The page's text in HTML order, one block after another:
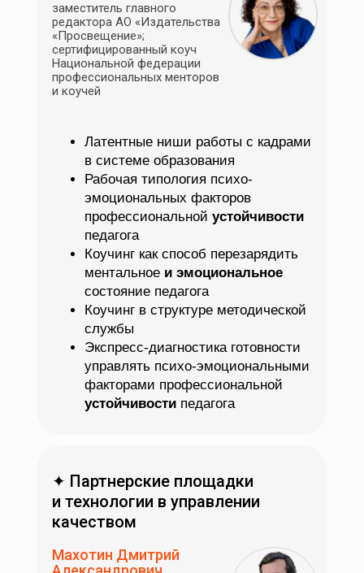
заместитель главного
редактора АО «Издательства
«Просвещение»;
сертифицированный коуч
Национальной федерации
профессиональных менторов
и коучей
Латентные ниши работы с кадрами
в системе образования
Рабочая типология психо-
эмоциональных факторов
профессиональной устойчивости
педагога
Коучинг как способ перезарядить
ментальное и эмоциональное
состояние педагога
Коучинг в структуре методической
службы
Экспресс-диагностика готовности
управлять психо-эмоциональными
факторами профессиональной
устойчивости педагога
✦ Партнерские площадки
и технологии в управлении
качеством
Махотин Дмитрий